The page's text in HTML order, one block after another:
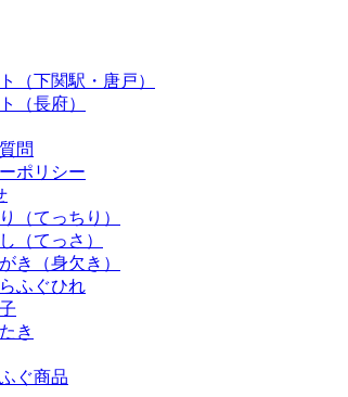
（下関駅・唐戸）
（長府）
問
ポリシー
（てっちり）
（てっさ）
き（身欠き）
ふぐひれ
き
ぐ商品